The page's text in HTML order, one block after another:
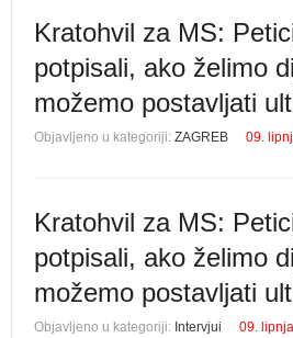
Kratohvil za MS:
potpisali, ako želimo
možemo postavljati
Objavljeno u kategoriji: ZAGREB 09.
Kratohvil za MS:
potpisali, ako želimo
možemo postavljati
Objavljeno u kategoriji: Intervjui 09.